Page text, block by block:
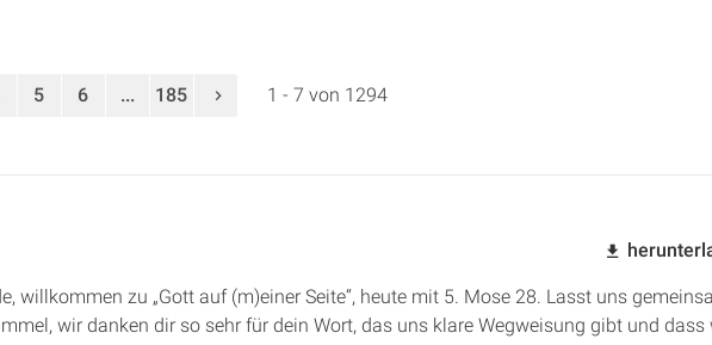
5 6 ... 185 1 - 7 von 1294
willkommen zu „Gott auf (m)einer Seite“, heute mit 5. Mose 28. Lasst uns
wir danken dir so sehr für dein Wort, das uns klare Wegweisung gibt und dass